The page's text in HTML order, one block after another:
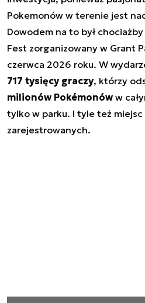
Pokemonów w terenie jest
Dowodem na to był
Fest zorganizowany w Grant
czerwca 2026 roku. W
717 tysięcy graczy, którzy
milionów Pokémonów w
tylko w parku. I tyle też miejsc
zarejestrowanych.